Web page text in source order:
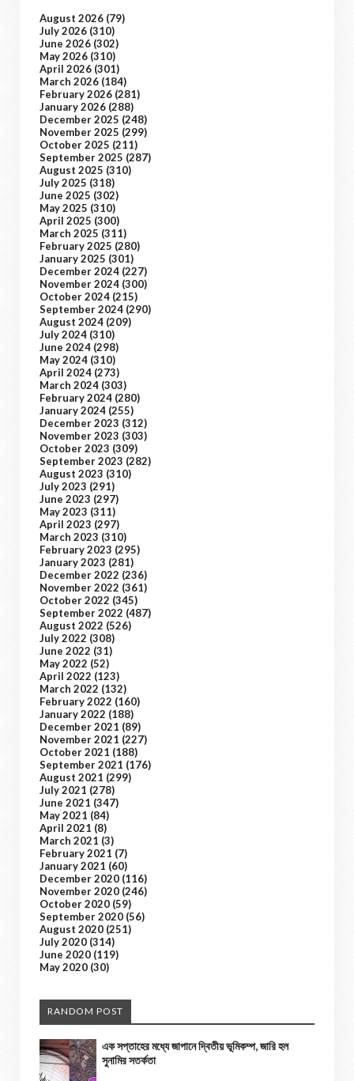
August 2026 (79)
July 2026 (310)
June 2026 (302)
May 2026 (310)
April 2026 (301)
March 2026 (184)
February 2026 (281)
January 2026 (288)
December 2025 (248)
November 2025 (299)
October 2025 (211)
September 2025 (287)
August 2025 (310)
July 2025 (318)
June 2025 (302)
May 2025 (310)
April 2025 (300)
March 2025 (311)
February 2025 (280)
January 2025 (301)
December 2024 (227)
November 2024 (300)
October 2024 (215)
September 2024 (290)
August 2024 (209)
July 2024 (310)
June 2024 (298)
May 2024 (310)
April 2024 (273)
March 2024 (303)
February 2024 (280)
January 2024 (255)
December 2023 (312)
November 2023 (303)
October 2023 (309)
September 2023 (282)
August 2023 (310)
July 2023 (291)
June 2023 (297)
May 2023 (311)
April 2023 (297)
March 2023 (310)
February 2023 (295)
January 2023 (281)
December 2022 (236)
November 2022 (361)
October 2022 (345)
September 2022 (487)
August 2022 (526)
July 2022 (308)
June 2022 (31)
May 2022 (52)
April 2022 (123)
March 2022 (132)
February 2022 (160)
January 2022 (188)
December 2021 (89)
November 2021 (227)
October 2021 (188)
September 2021 (176)
August 2021 (299)
July 2021 (278)
June 2021 (347)
May 2021 (84)
April 2021 (8)
March 2021 (3)
February 2021 (7)
January 2021 (60)
December 2020 (116)
November 2020 (246)
October 2020 (59)
September 2020 (56)
August 2020 (251)
July 2020 (314)
June 2020 (119)
May 2020 (30)
RANDOM POST
এক সপ্তাহের মধ্যে জাপানে দ্বিতীয় ভূমিকম্প, জারি হল
সুনামির সতর্কতা